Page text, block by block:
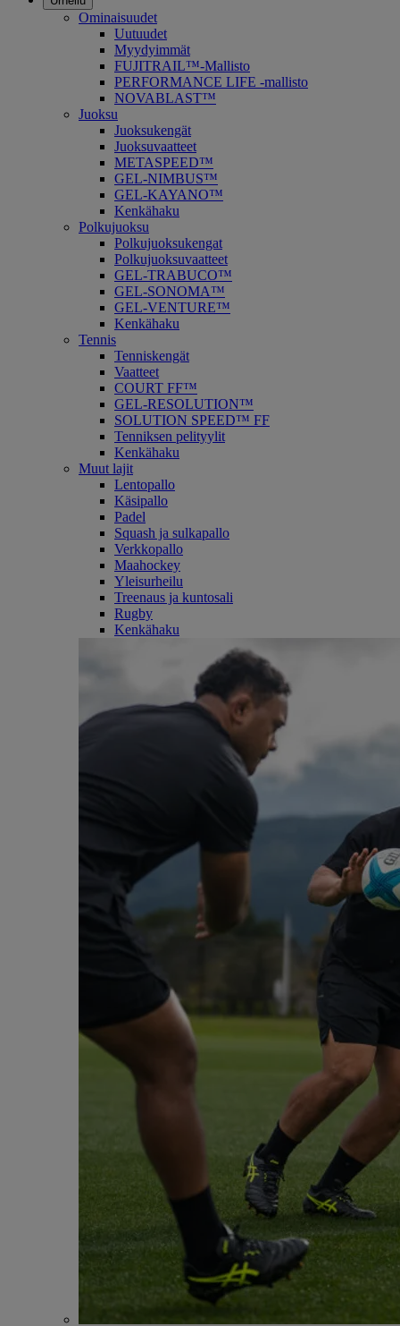
Ominaisuudet
Uutuudet
Myydyimmät
FUJITRAIL™-Mallisto
PERFORMANCE LIFE -mallisto
NOVABLAST™
Juoksu
Juoksukengät
Juoksuvaatteet
METASPEED™
GEL-NIMBUS™
GEL-KAYANO™
Kenkähaku
Polkujuoksu
Polkujuoksukengat
Polkujuoksuvaatteet
GEL-TRABUCO™
GEL-SONOMA™
GEL-VENTURE™
Kenkähaku
Tennis
Tenniskengät
Vaatteet
COURT FF™
GEL-RESOLUTION™
SOLUTION SPEED™ FF
Tenniksen pelityylit
Kenkähaku
Muut lajit
Lentopallo
Käsipallo
Padel
Squash ja sulkapallo
Verkkopallo
Maahockey
Yleisurheilu
Treenaus ja kuntosali
Rugby
Kenkähaku